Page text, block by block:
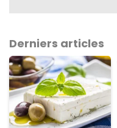
Derniers articles